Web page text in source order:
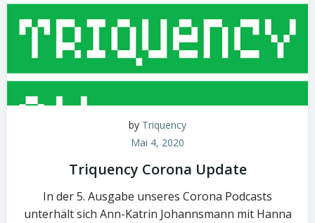
by Triquency
Mai 4, 2020
Triquency Corona Update
In der 5. Ausgabe unseres Corona Podcasts
unterhält sich Ann-Katrin Johannsmann mit Hanna